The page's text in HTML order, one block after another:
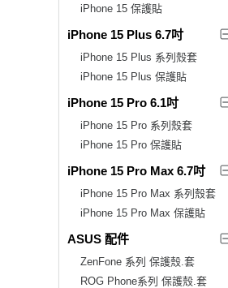
iPhone 15 保護貼
iPhone 15 Plus 6.7吋
iPhone 15 Plus 系列殼套
iPhone 15 Plus 保護貼
iPhone 15 Pro 6.1吋
iPhone 15 Pro 系列殼套
iPhone 15 Pro 保護貼
iPhone 15 Pro Max 6.7吋
iPhone 15 Pro Max 系列殼套
iPhone 15 Pro Max 保護貼
ASUS 配件
ZenFone 系列 保護殼.套
ROG Phone系列 保護殼.套